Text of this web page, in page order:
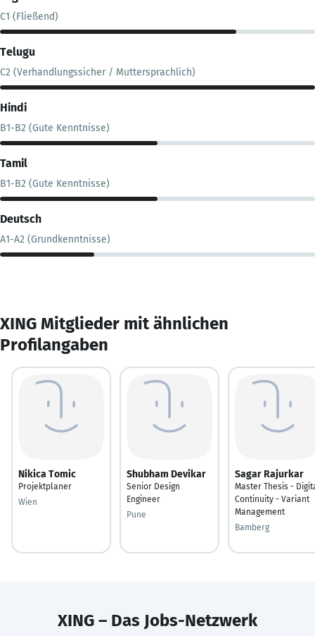
C1 (Fließend)
Telugu
C2 (Verhandlungssicher / Muttersprachlich)
Hindi
B1-B2 (Gute Kenntnisse)
Tamil
B1-B2 (Gute Kenntnisse)
Deutsch
A1-A2 (Grundkenntnisse)
XING Mitglieder mit ähnlichen
Profilangaben
Nikica Tomic
Projektplaner
Wien
Shubham Devikar
Senior Design
Engineer
Pune
Sagar Rajurkar
Master Thesis -
Continuity - Variant
Management
Bamberg
XING – Das Jobs-Netzwerk